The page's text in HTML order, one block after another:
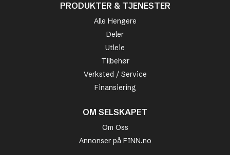
PRODUKTER & TJENESTER
Alle Hengere
Deler
Utleie
Tilbehør
Verksted / Service
Finansiering
OM SELSKAPET
Om Oss
Annonser på FINN.no